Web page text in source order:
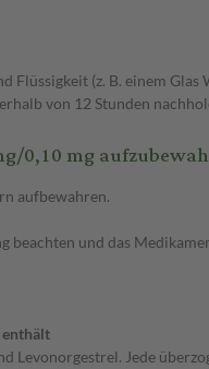
Flüssigkeit (z. B. einem Glas
von 12 Stunden
0,10 mg
aufbewahren.
beachten und das
enthält
Jede